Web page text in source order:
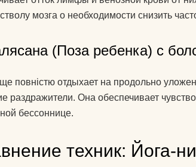
мозга о необходимости снизить
(Поза ребенка) с
повністю отдыхает на продольно
раздражители. Она обеспечивает
бессоннице.
техник: Йога-